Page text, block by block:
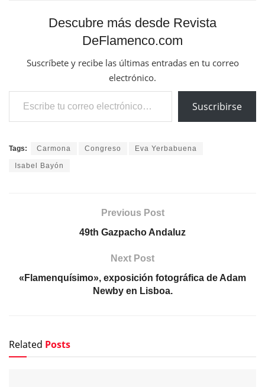
Descubre más desde Revista
DeFlamenco.com
Suscríbete y recibe las últimas entradas en tu correo
electrónico.
Escribe tu correo electrónico…
Suscribirse
Tags: Carmona Congreso Eva Yerbabuena
Isabel Bayón
Previous Post
49th Gazpacho Andaluz
Next Post
«Flamenquísimo», exposición fotográfica de Adam
Newby en Lisboa.
Related Posts